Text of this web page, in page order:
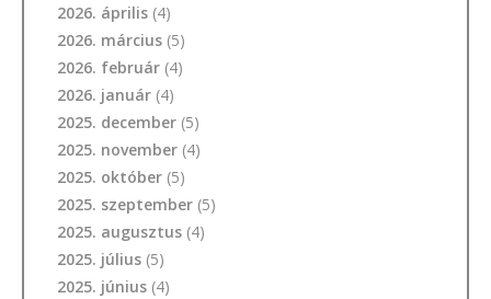
2026. április (4)
2026. március (5)
2026. február (4)
2026. január (4)
2025. december (5)
2025. november (4)
2025. október (5)
2025. szeptember (5)
2025. augusztus (4)
2025. július (5)
2025. június (4)